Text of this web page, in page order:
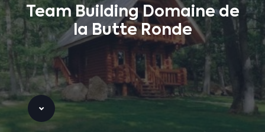
Team BuildingDomainede
la ButteRonde